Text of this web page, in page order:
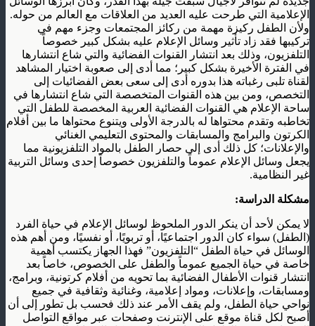
الإعلامية التي طرحت عليه العديد من العلاقات مع العالم من حوله.
ولأن الطفل ركيزة مهمة من ركائز المجتمعات وجزء مهم في
تركيبها فقد زاد تأثير وسائل الإعلام عليه بشكل كبير خصوصاً
التلفزيون، وذلك بعد انتشار القنوات الفضائية والتي شاع انتشارها
في الفترة الأخيرة بشكل كبير؛ مما أدى إلى صعوبة اختيار المشاهد
لقناة تلبى رغباته هذا بدوره أدى إلى سعى بعض الفضائيات إلى
التخصص، ومن بين هذه القنوات المتخصصة التي شاع انتشارها في
ساحة الإعلام هي القنوات الفضائية العربية المخصصة للطفل التي
تخاطبه وتقدم محتواها له بالدرجة الأولى ويتنوع محتواها ما بين أفلام
الكرتون والبرامج والمسابقات والمحتوى التعليمي الغنائي
والإعلانات؛ كل ذلك أدى إلى حصار الطفل بالمواد التلفزيونية مما
يجعل وسائل الإعلام عموماً والتلفزيون خصوصاً إحدى وسائل التربية
غير النظامية.
مشكلة الدراسة:
لا يمكن لأحد أن ينكر الدور الملحوظ لوسائل الإعلام في حياة الفرد
(الطفل) سواء كان الدور اجتماعيًا، أو تربويًا، أو نفسيًا، ومن أهم هذه
الوسائل في حياة الطفل “التلفزيون” فهذا الجهاز يكتسب أهمية
خاصة في حياة الجميع عموماً والطفل على الخصوص، خاصاً بعد
انتشار قنوات الأطفال الفضائية بما تحويه من أفلام كرتونية، وبرامج،
ومسابقات، وإعلانات، ومواد إعلامية، وغنائية وثقافية في جميع
نواحي حياة الطفل، ولم يقف الأمر عند ذلك فحسب بل تطور إلى أن
أصبح لكل قناة موقع على الإنترنت وصفحات عبر مواقع التواصل